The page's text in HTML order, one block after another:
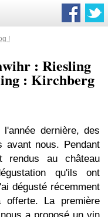
!
: Riesling
: Kirchberg
dernière, des
avant nous. Pendant
au château
qu'ils ont
dégusté récemment
offerte. La première